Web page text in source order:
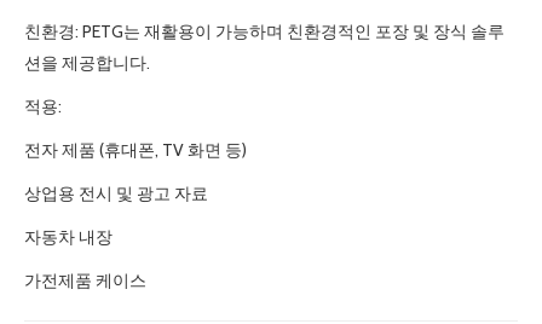
친환경: PETG는 재활용이 가능하며 친환경적인 포장 및 장식 솔루
션을 제공합니다.
적용:
전자 제품 (휴대폰, TV 화면 등)
상업용 전시 및 광고 자료
자동차 내장
가전제품 케이스